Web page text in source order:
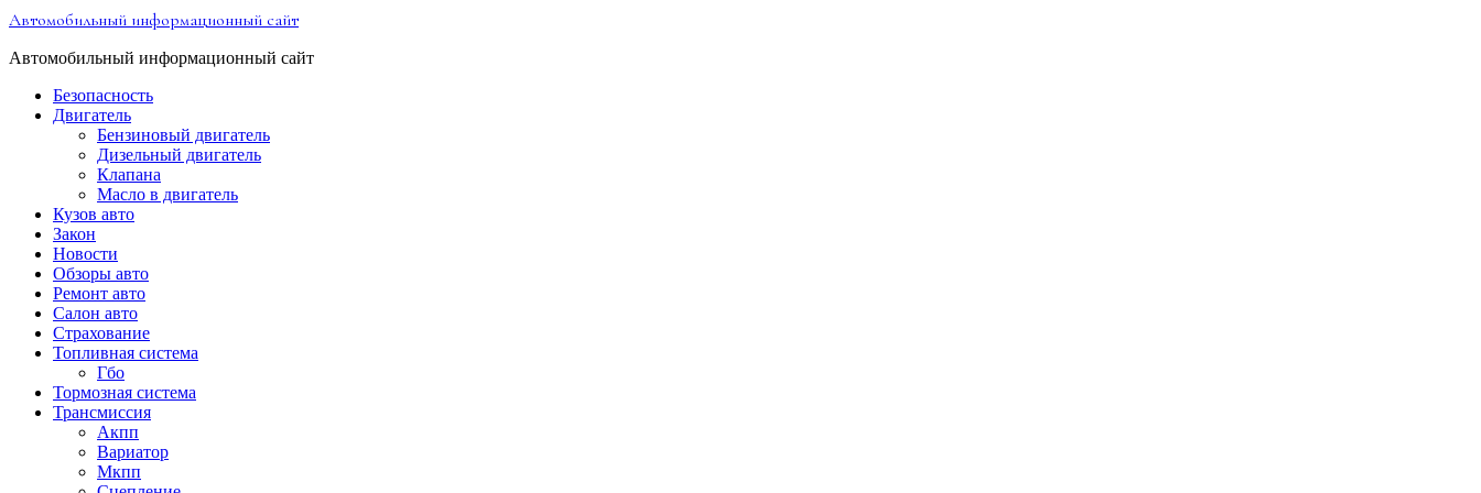
Перейти
содержимому
Автомобильный информационный сайт
Автомобильный информационный сайт
Безопасность
Двигатель
Бензиновый двигатель
Дизельный двигатель
Клапана
Масло в двигатель
Кузов авто
Закон
Новости
Обзоры авто
Ремонт авто
Салон авто
Страхование
Топливная система
Гбо
Тормозная система
Трансмиссия
Акпп
Вариатор
Мкпп